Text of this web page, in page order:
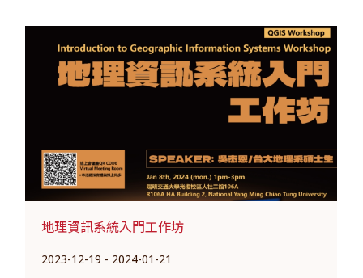
地理資訊系統入門工作坊
2023-12-19 - 2024-01-21